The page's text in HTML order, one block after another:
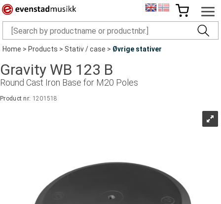
Home>Products>Stativ / case>Øvrige stativer
Gravity WB 123 B
Round Cast Iron Base for M20 Poles
Product nr: 1201518